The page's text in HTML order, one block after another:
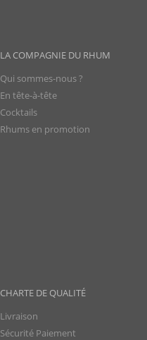
LA COMPAGNIE DU RHUM
Qui sommes-nous ?
En tête-à-tête
Cocktails
Rhums en promotion
CHARTE DE QUALITÉ
Livraison
Sécurité Paiement